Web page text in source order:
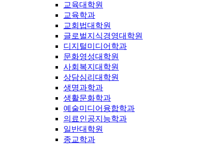
교육대학원
교육학과
교회법대학원
글로벌지식경영대학원
디지털미디어학과
문화영성대학원
사회복지대학원
상담심리대학원
생명과학과
생활문화학과
예술미디어융합학과
의료인공지능학과
일반대학원
종교학과